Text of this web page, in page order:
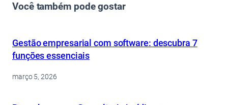
Você também pode gostar
Gestão empresarial com software: descubra 7
funções essenciais
março 5, 2026